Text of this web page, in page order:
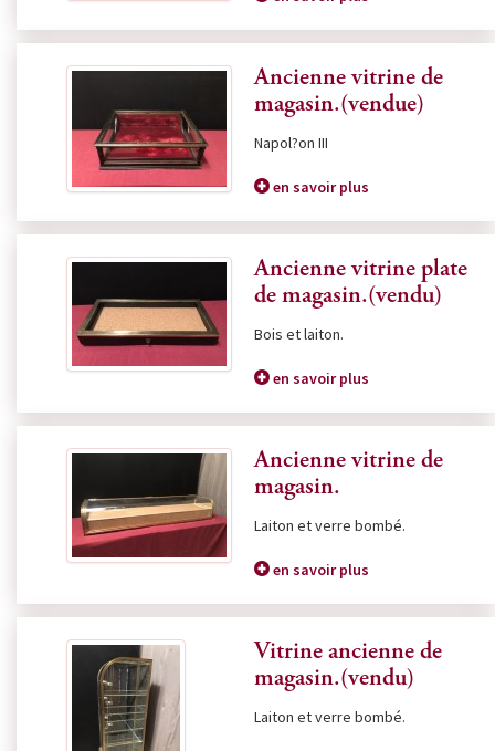
Ancienne vitrine de
magasin.(vendue)
Napol?on III
en savoir plus
Ancienne vitrine plate
de magasin.(vendu)
Bois et laiton.
en savoir plus
Ancienne vitrine de
magasin.
Laiton et verre bombé.
en savoir plus
Vitrine ancienne de
magasin.(vendu)
Laiton et verre bombé.